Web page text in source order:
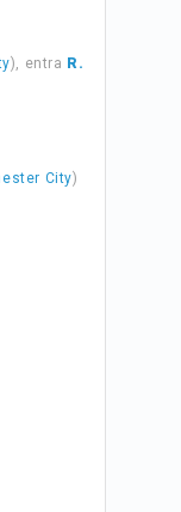
), entra R.
City)